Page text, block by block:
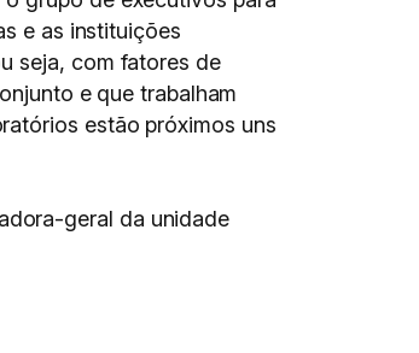
e as instituições
seja, com fatores de
e que trabalham
estão próximos uns
geral da unidade